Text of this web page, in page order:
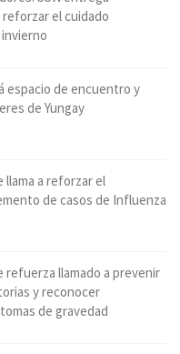
el cuidado
espacio de encuentro y
de Yungay
llama a reforzar el
de casos de Influenza
refuerza llamado a prevenir
y reconocer
de gravedad